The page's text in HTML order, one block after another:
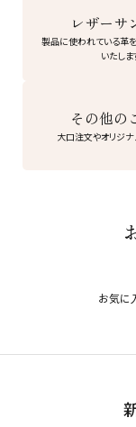
レザーサ
製品に使われている革
いたしま
その他の
大口注文やオリジ
お気に